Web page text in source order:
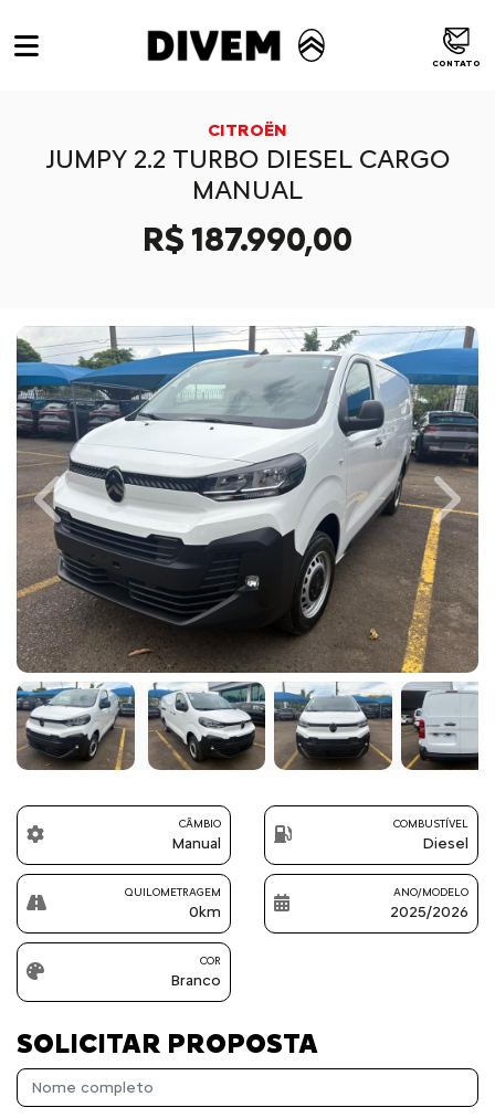
CONTATO
CITROËN
JUMPY 2.2 TURBO DIESEL CARGO
MANUAL
R$ 187.990,00
Previous Next
CÂMBIO
Manual
COMBUSTÍVEL
Diesel
QUILOMETRAGEM
0km
ANO/MODELO
2025/2026
COR
Branco
SOLICITAR PROPOSTA